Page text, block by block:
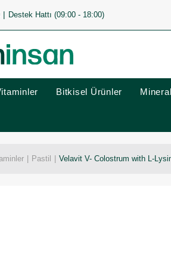
Destek Hattı (09:00 - 18:00)
Bitkisel Ürünler
Pastil Velavit V- Colostrum with L-